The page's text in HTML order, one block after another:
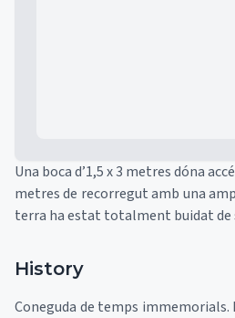
Una boca d’1,5 x 3 metres dóna
metres de recorregut amb una
terra ha estat totalment buidat de
History
Coneguda de temps immemorials.